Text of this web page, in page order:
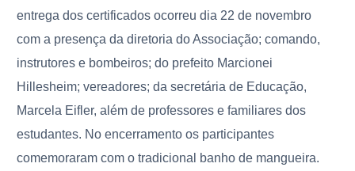
entrega dos certificados ocorreu dia 22 de novembro
com a presença da diretoria do Associação; comando,
instrutores e bombeiros; do prefeito Marcionei
Hillesheim; vereadores; da secretária de Educação,
Marcela Eifler, além de professores e familiares dos
estudantes. No encerramento os participantes
comemoraram com o tradicional banho de mangueira.